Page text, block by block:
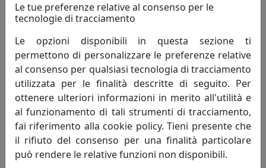
Il marchio Biscottini è molto diffuso in Italia in quanto
commercializzato tramite vari canali di vendita, che ne
permettono una capillare ed importante presenza sul
mercato.
Per ottimizzare al meglio la propria attività Biscottini
International Art Trading conta su uno staff di validi ed
esperti collaboratori, sempre pronti ed attenti a
soddisfare le esigenze della Clientela.
Le tue preferenze relative al consenso per le
tecnologie di tracciamento
Le opzioni disponibili in questa sezione ti
permettono di personalizzare le preferenze relative
al consenso per qualsiasi tecnologia di tracciamento
utilizzata per le finalità descritte di seguito. Per
ottenere ulteriori informazioni in merito all'utilità e
al funzionamento di tali strumenti di tracciamento,
fai riferimento alla cookie policy. Tieni presente che
il rifiuto del consenso per una finalità particolare
può rendere le relative funzioni non disponibili.